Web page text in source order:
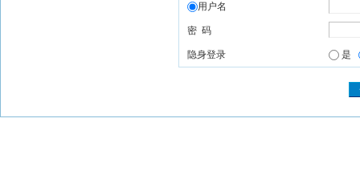
用户名
密 码
隐身登录 是